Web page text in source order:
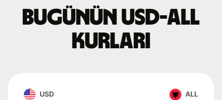
Bugünün USD-ALL
kurları
USD ALL